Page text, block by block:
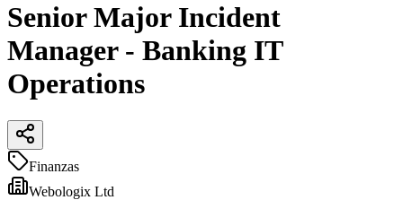
Senior Major Incident
Manager - Banking IT
Operations
Finanzas
Webologix Ltd